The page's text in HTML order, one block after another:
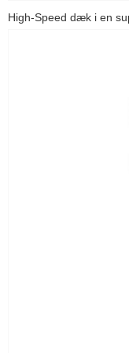
High-Speed dæk i en